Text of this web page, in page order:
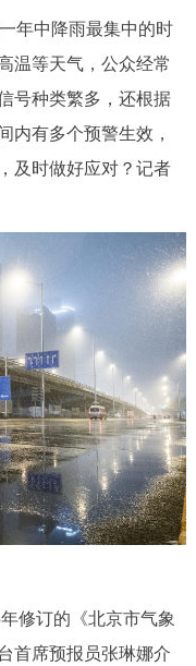
政策服务
回应关切
部门服务
投资项目
图说互动
年中降雨最集中的时
温等天气，公众经常
号种类繁多，还根据
内有多个预警生效，
及时做好应对？记者
修订的《北京市气象
首席预报员张琳娜介